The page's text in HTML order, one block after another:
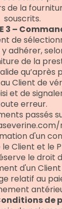
de la
souscrits.
3 –
de
adhérer,
de la
qu’après
Client de
et de
erreur.
passés
d'un
Client et le
le droit
d'un
relatif au
de